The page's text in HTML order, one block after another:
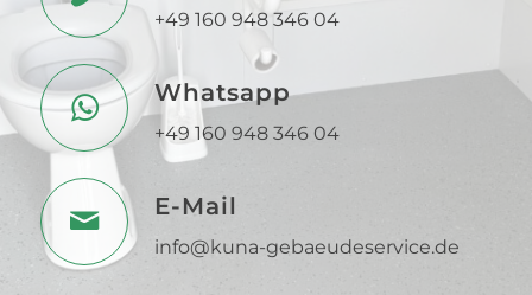
+49 160 948 346 04
Whatsapp
+49 160 948 346 04
E-Mail
info@kuna-gebaeudeservice.de